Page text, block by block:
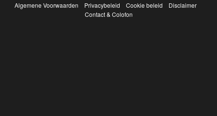
Algemene Voorwaarden Privacybeleid Cookie beleid
Disclaimer
Contact & Colofon